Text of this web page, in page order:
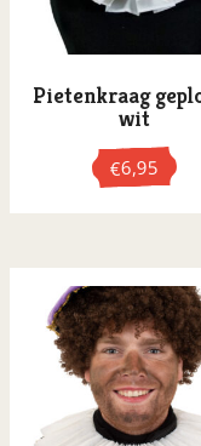
Pietenkraag
wit
€6,95